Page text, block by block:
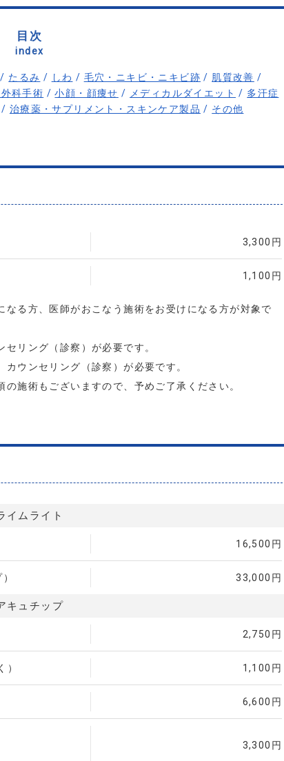
目次
index
/ たるみ / しわ / 毛穴・ニキビ・ニキビ跡 / 肌質改善 /
科手術 /小顔・顔痩せ / メディカルダイエット / 多汗症
/ 治療薬・サプリメント・スキンケア製品 / その他
3,300円
1,100円
る方、医師がおこなう施術をお受けになる方が対象で
リング（診察）が必要です。
ウンセリング（診察）が必要です。
施術もございますので、予めご了承ください。
イムライト
16,500円
33,000円
キュチップ
2,750円
） 1,100円
6,600円
3,300円